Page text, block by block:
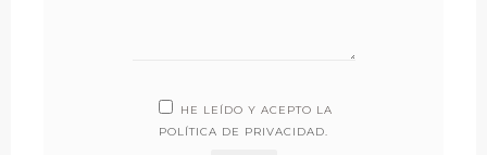
HE LEÍDO Y ACEPTO LA
POLÍTICA DE PRIVACIDAD.